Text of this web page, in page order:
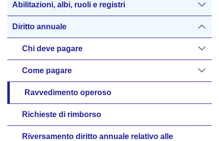
Abilitazioni, albi, ruoli e registri
Diritto annuale
Chi deve pagare
Come pagare
Ravvedimento operoso
Richieste di rimborso
Riversamento diritto annuale relativo alle